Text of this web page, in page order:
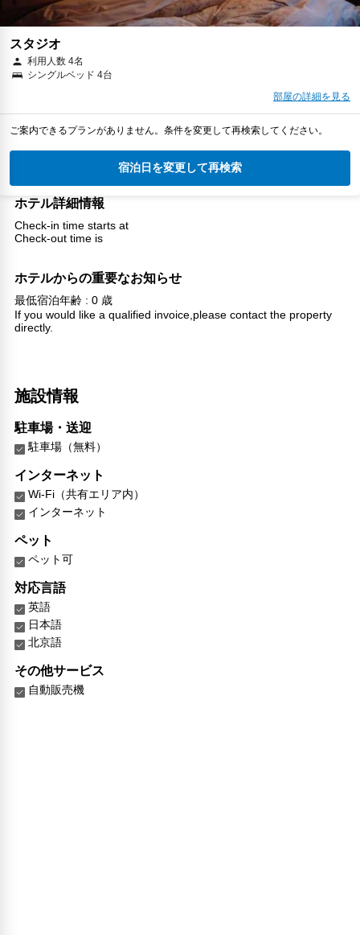
スタジオ
利用人数 4名
シングルベッド 4台
部屋の詳細を見る
ご案内できるプランがありません。条件を変更して再検索してください。
宿泊日を変更して再検索
ホテル詳細情報
Check-in time starts at
Check-out time is
ホテルからの重要なお知らせ
最低宿泊年齢 : 0 歳
If you would like a qualified invoice,please contact the property
directly.
施設情報
駐車場・送迎
駐車場（無料）
インターネット
Wi-Fi（共有エリア内）
インターネット
ペット
ペット可
対応言語
英語
日本語
北京語
その他サービス
自動販売機